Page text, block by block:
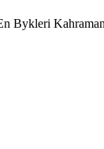
Bykleri Kahraman